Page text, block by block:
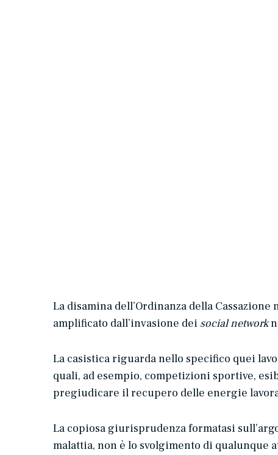
La disamina dell’Ordinanza della
amplificato dall’invasione dei social network
La casistica riguarda nello specifico quei
quali, ad esempio, competizioni sportive,
pregiudicare il recupero delle energie
La copiosa giurisprudenza formatasi
malattia, non è lo svolgimento di qualunque